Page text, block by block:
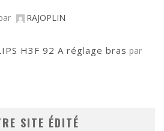
RAJOPLIN
H3F 92 A réglage bras par
SITE ÉDITÉ